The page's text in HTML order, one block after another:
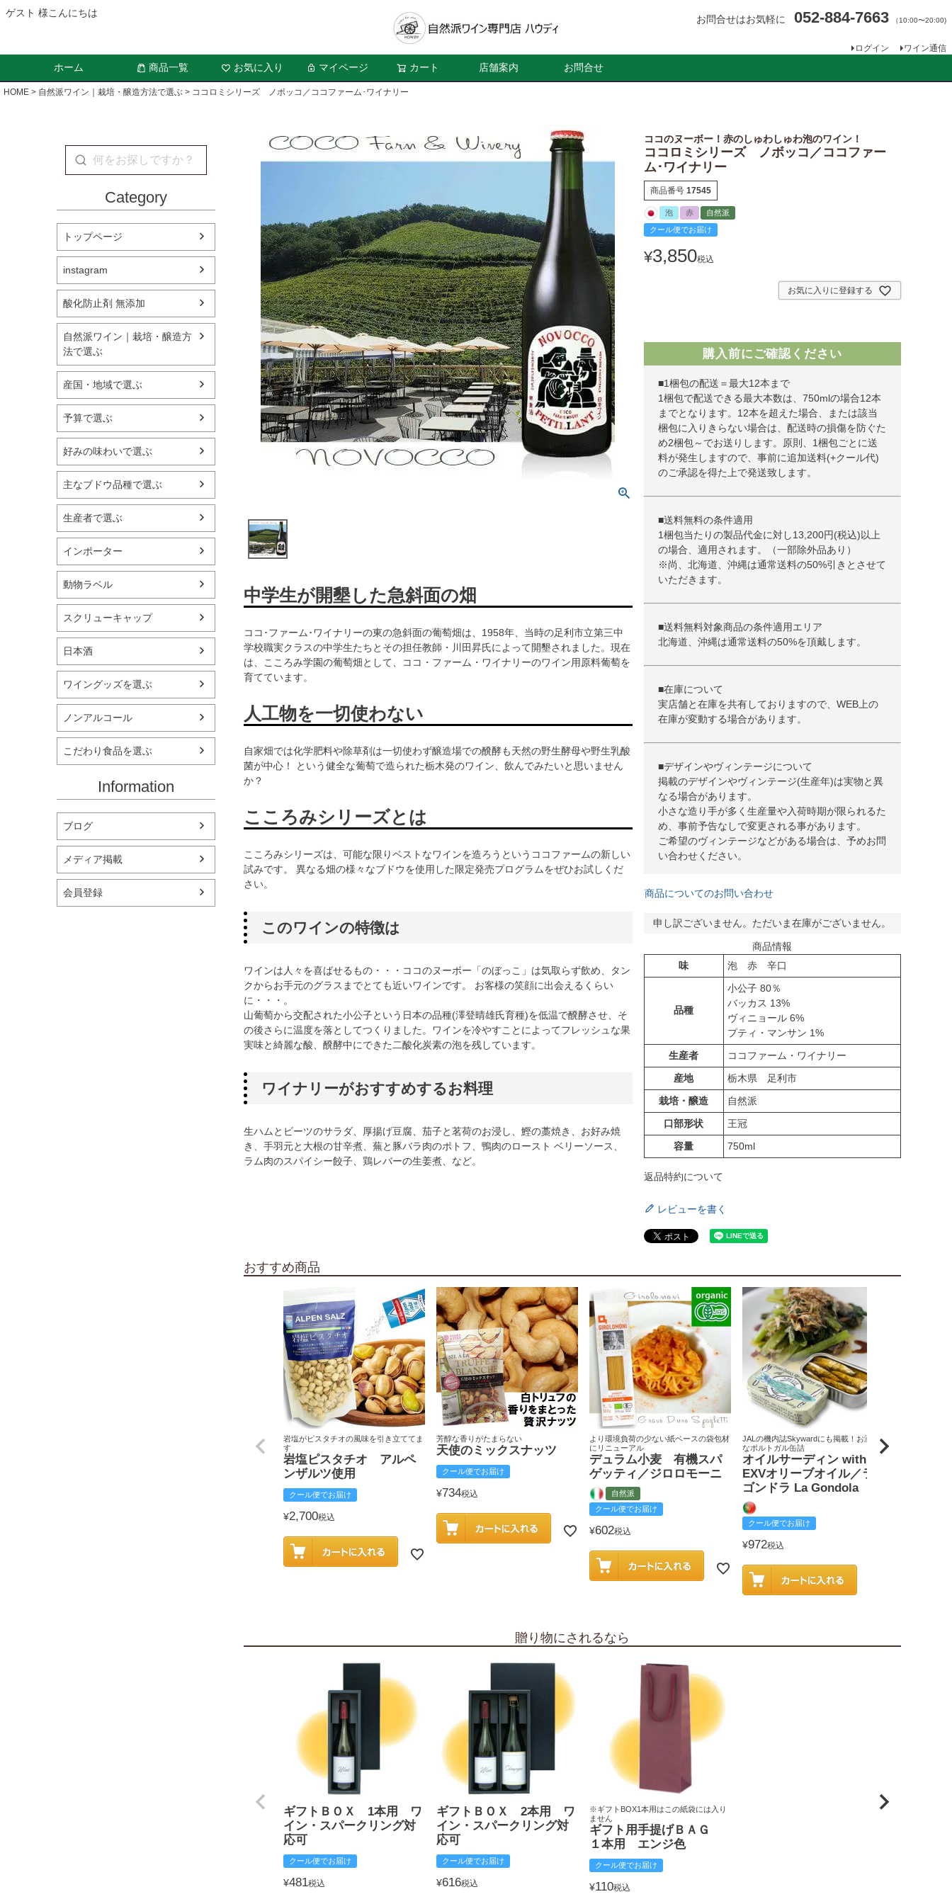
ゲスト 様こんにちは
お問合せはお気軽に 052-884-7663 （10:00〜20:00)
ログイン ワイン通信
ホーム 商品一覧 お気に入り マイページ カート 店舗案内 お問合せ
HOME 自然派ワイン｜栽培・醸造方法で選ぶ ココロミシリーズ ノボッコ／ココファーム･ワイナリー
Category
トップページ
instagram
酸化防止剤 無添加
自然派ワイン｜栽培・醸造方
法で選ぶ
産国・地域で選ぶ
予算で選ぶ
好みの味わいで選ぶ
主なブドウ品種で選ぶ
生産者で選ぶ
インポーター
動物ラベル
スクリューキャップ
日本酒
ワイングッズを選ぶ
ノンアルコール
こだわり食品を選ぶ
Information
ブログ
メディア掲載
会員登録
中学生が開墾した急斜面の畑
ココ･ファーム･ワイナリーの東の急斜面の葡萄畑は、1958年、当時の足利市立第三中
学校職実クラスの中学生たちとその担任教師・川田昇氏によって開墾されました。現在
は、こころみ学園の葡萄畑として、ココ・ファーム・ワイナリーのワイン用原料葡萄を
育てています。
人工物を一切使わない
自家畑では化学肥料や除草剤は一切使わず醸造場での醗酵も天然の野生酵母や野生乳酸
菌が中心！ という健全な葡萄で造られた栃木発のワイン、飲んでみたいと思いません
か？
こころみシリーズとは
こころみシリーズは、可能な限りベストなワインを造ろうというココファームの新しい
試みです。 異なる畑の様々なブドウを使用した限定発売プログラムをぜひお試しくだ
さい。
このワインの特徴は
ワインは人々を喜ばせるもの・・・ココのヌーボー「のぼっこ」は気取らず飲め、タン
クからお手元のグラスまでとても近いワインです。 お客様の笑顔に出会えるくらい
に・・・。
山葡萄から交配された小公子という日本の品種(澤登晴雄氏育種)を低温で醗酵させ、そ
の後さらに温度を落としてつくりました。ワインを冷やすことによってフレッシュな果
実味と綺麗な酸、醗酵中にできた二酸化炭素の泡を残しています。
ワイナリーがおすすめするお料理
生ハムとビーツのサラダ、厚揚げ豆腐、茄子と茗荷のお浸し、鰹の藁焼き、お好み焼
き、手羽元と大根の甘辛煮、蕪と豚バラ肉のポトフ、鴨肉のロースト ベリーソース、
ラム肉のスパイシー餃子、鶏レバーの生姜煮、など。
ココのヌーボー！赤のしゅわしゅわ泡のワイン！
ココロミシリーズ ノボッコ／ココファー
ム･ワイナリー
商品番号 17545
泡 赤
自然派
クール便でお届け
¥3,850税込
お気に入りに登録する
購入前にご確認ください
■1梱包の配送＝最大12本まで
1梱包で配送できる最大本数は、750mlの場合12本
までとなります。12本を超えた場合、または該当
梱包に入りきらない場合は、配送時の損傷を防ぐた
め2梱包～でお送りします。原則、1梱包ごとに送
料が発生しますので、事前に追加送料(+クール代)
のご承認を得た上で発送致します。
■送料無料の条件適用
1梱包当たりの製品代金に対し13,200円(税込)以上
の場合、適用されます。（一部除外品あり）
※尚、北海道、沖縄は通常送料の50%引きとさせて
いただきます。
■送料無料対象商品の条件適用エリア
北海道、沖縄は通常送料の50%を頂戴します。
■在庫について
実店舗と在庫を共有しておりますので、WEB上の
在庫が変動する場合があります。
■デザインやヴィンテージについて
掲載のデザインやヴィンテージ(生産年)は実物と異
なる場合があります。
小さな造り手が多く生産量や入荷時期が限られるた
め、事前予告なしで変更される事があります。
ご希望のヴィンテージなどがある場合は、予めお問
い合わせください。
商品についてのお問い合わせ
申し訳ございません。ただいま在庫がございません。
商品情報
味
泡 赤 辛口
品種
小公子 80％
バッカス 13%
ヴィニョール 6%
プティ・マンサン 1%
生産者
ココファーム・ワイナリー
産地
栃木県 足利市
栽培・醸造
自然派
口部形状
王冠
容量
750ml
返品特約について
レビューを書く
おすすめ商品
岩塩がピスタチオの風味を引き立ててま
す
岩塩ピスタチオ アルペ
ンザルツ使用
クール便でお届け
¥2,700税込
芳醇な香りがたまらない
天使のミックスナッツ
クール便でお届け
¥734税込
より環境負荷の少ない紙ベースの袋包材
にリニューアル
デュラム小麦 有機スパ
ゲッティ／ジロロモーニ
自然派
クール便でお届け
¥602税込
JALの機内誌Skywardにも掲載！お洒落
なポルトガル缶詰
オイルサーディン with
EXVオリーブオイル／ラ
ゴンドラ La Gondola
クール便でお届け
¥972税込
贈り物にされるなら
ギフトＢＯＸ 1本用 ワ
イン・スパークリング対
応可
クール便でお届け
¥481税込
ギフトＢＯＸ 2本用 ワ
イン・スパークリング対
応可
クール便でお届け
¥616税込
※ギフトBOX1本用はこの紙袋には入り
ません
ギフト用手提げＢＡＧ
１本用 エンジ色
クール便でお届け
¥110税込